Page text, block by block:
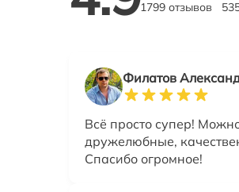
1799 отзывов
Филатов
Всё просто супер!
дружелюбные,
Спасибо огромное!